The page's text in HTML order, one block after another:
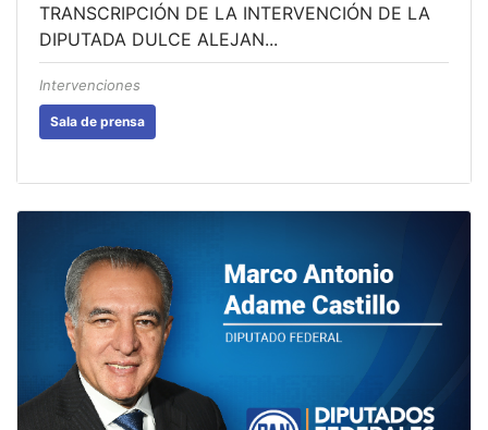
TRANSCRIPCIÓN DE LA INTERVENCIÓN DE LA
DIPUTADA DULCE ALEJAN...
Intervenciones
Sala de prensa